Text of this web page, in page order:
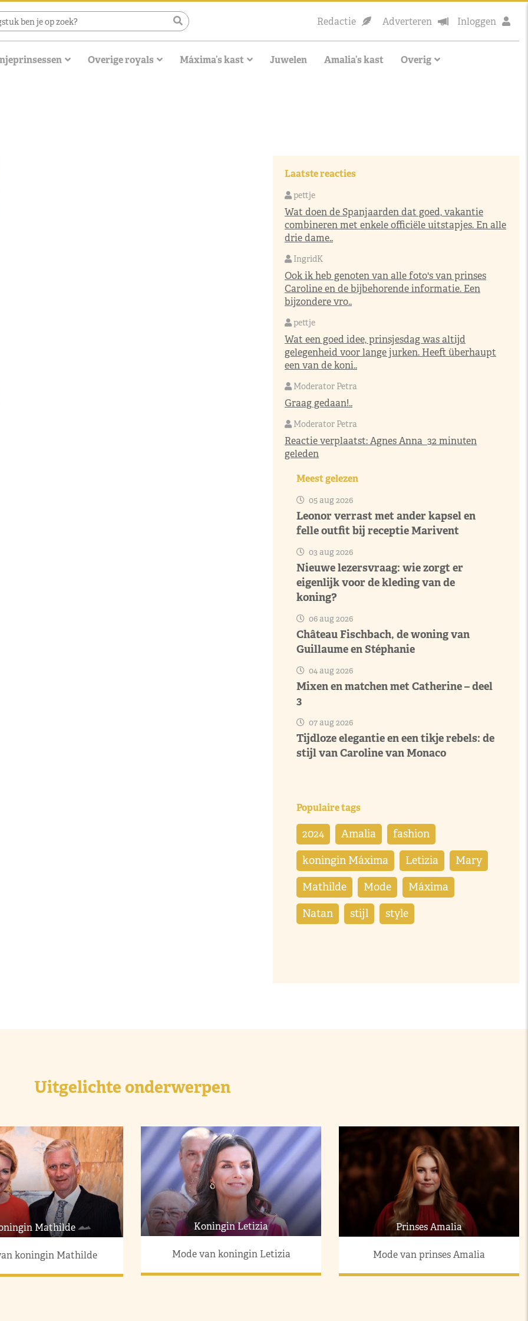
Redactie Adverteren Inloggen
Overige royals Máxima’s kast Juwelen Amalia’s kast Overig
Laatste reacties
pettje
Wat doen de Spanjaarden dat goed, vakantie
combineren met enkele officiële uitstapjes. En alle
drie dame..
IngridK
Ook ik heb genoten van alle foto's van prinses
Caroline en de bijbehorende informatie. Een
bijzondere vro..
pettje
Wat een goed idee, prinsjesdag was altijd
gelegenheid voor lange jurken. Heeft überhaupt
een van de koni..
Moderator Petra
Graag gedaan!..
Moderator Petra
Reactie verplaatst:Agnes Anna 32 minuten
geleden
Meest gelezen
05 aug 2026
Leonor verrast met ander kapsel en
felle outfit bij receptie Marivent
03 aug 2026
Nieuwe lezersvraag: wie zorgt er
eigenlijk voor de kleding van de
koning?
06 aug 2026
Château Fischbach, de woning van
Guillaume en Stéphanie
04 aug 2026
Mixen en matchen met Catherine – deel
3
07 aug 2026
Tijdloze elegantie en een tikje rebels: de
stijl van Caroline van Monaco
Populaire tags
2024 Amalia fashion
koningin Máxima Letizia Mary
Mathilde Mode Máxima
Natan stijl style
Uitgelichte onderwerpen
Mathilde
koningin Mathilde
Koningin Letizia
Mode van koningin Letizia
Prinses Amalia
Mode van prinses Amalia